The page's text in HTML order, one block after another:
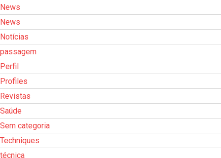
News
News
Notícias
passagem
Perfil
Profiles
Revistas
Saúde
Sem categoria
Techniques
técnica